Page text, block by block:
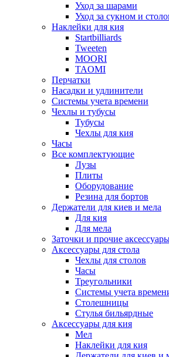
Уход за шарами
Уход за сукном и
Наклейки для кия
Startbilliards
Tweeten
MOORI
TAOMI
Перчатки
Насадки и удлинители
Системы учета времени
Чехлы и тубусы
Тубусы
Чехлы для кия
Часы
Все комплектующие
Лузы
Плиты
Оборудование
Резина для бортов
Держатели для киев и мела
Для кия
Для мела
Заточки и прочие
Аксессуары для стола
Чехлы для столов
Часы
Треугольники
Системы учета
Столешницы
Стулья бильярдные
Аксессуары для кия
Мел
Наклейки для кия